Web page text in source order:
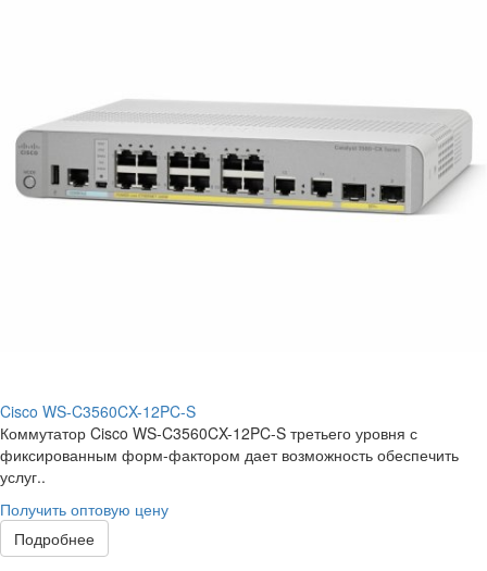
Cisco WS-C3560CX-12PC-S
Коммутатор Cisco WS-C3560CX-12PC-S третьего уровня с
фиксированным форм-фактором дает возможность обеспечить
услуг..
Получить оптовую цену
Подробнее